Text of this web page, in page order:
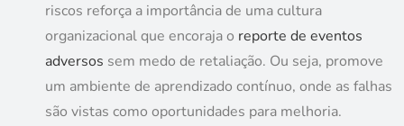
riscos reforça a importância de uma cultura
organizacional que encoraja o reporte de eventos
adversos sem medo de retaliação. Ou seja, promove
um ambiente de aprendizado contínuo, onde as falhas
são vistas como oportunidades para melhoria.